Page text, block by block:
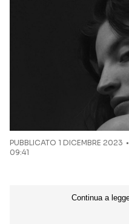
PUBBLICATO 1 DICEMBRE 2023
09:41